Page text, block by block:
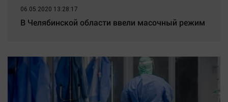
06.05.2020 13:28:17
В Челябинской области ввели масочный режим